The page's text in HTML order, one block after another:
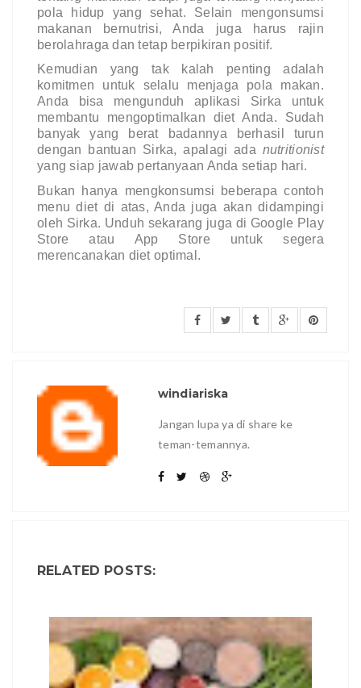
pola hidup yang sehat. Selain mengonsumsi
makanan bernutrisi, Anda juga harus rajin
berolahraga dan tetap berpikiran positif.
Kemudian yang tak kalah penting adalah
komitmen untuk selalu menjaga pola makan.
Anda bisa mengunduh aplikasi Sirka untuk
membantu mengoptimalkan diet Anda. Sudah
banyak yang berat badannya berhasil turun
dengan bantuan Sirka, apalagi ada
nutritionist
yang siap jawab pertanyaan Anda setiap hari.
Bukan hanya mengkonsumsi beberapa contoh
menu diet di atas, Anda juga akan didampingi
oleh Sirka. Unduh sekarang juga di Google Play
Store atau App Store untuk segera
merencanakan diet optimal.
windiariska
Jangan lupa ya di share ke
teman-temannya.
RELATED POSTS: